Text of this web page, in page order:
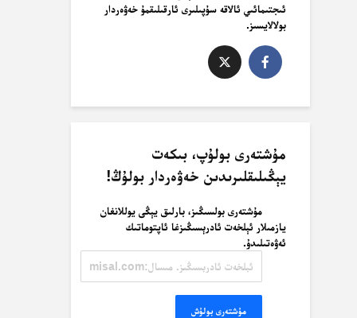
ئىجتىمائىي ئالاقە سۇپىلىرى ئارقىلىقمۇ خەۋەردار
بولالايسىز.
مۇشتەرى بولۇپ، بىكەت
يېڭىلىقلىرىدىن خەۋەردار بولۇڭ!
مۇشتەرى بولسىڭىز، بارلىق يېڭى يوللانغان
يازمىلار ئېلخەت ئادرېسىڭىزغا ئاپتوماتىك
ئەۋەتىلىدۇ.
ئادرېسىڭىز.
مۇشتەرى بولۇش